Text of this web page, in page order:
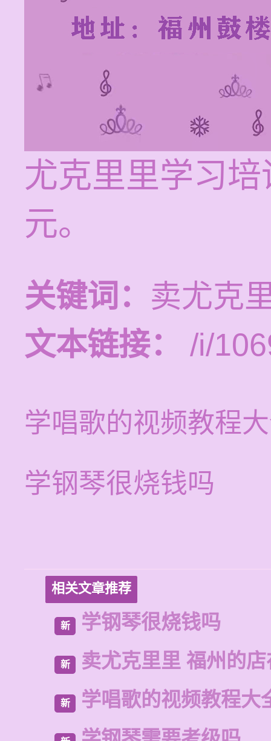
尤克里里学习
元。
关键词： 卖尤克
文本链接：
/i/
学唱歌的视频教程
学钢琴很烧钱吗
相关文章推荐
新 学钢琴很烧钱吗
新 卖尤克里里 福州的
新 学唱歌的视频教程大